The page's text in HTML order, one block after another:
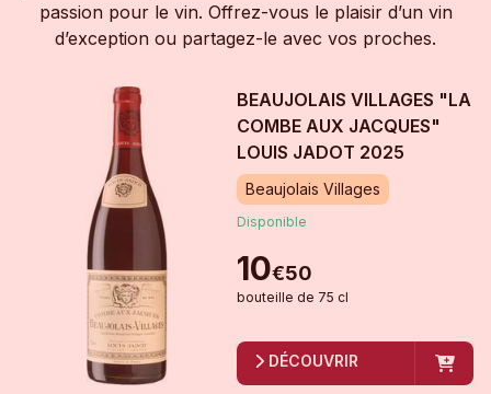
passion pour le vin. Offrez-vous le plaisir d’un vin
d’exception ou partagez-le avec vos proches.
BEAUJOLAIS VILLAGES "LA
COMBE AUX JACQUES"
LOUIS JADOT 2025
Beaujolais Villages
Disponible
10€50
bouteille de 75 cl
DÉCOUVRIR